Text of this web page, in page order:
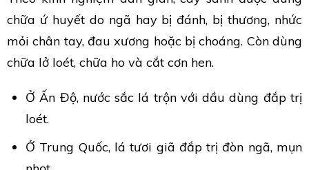
chữa ứ huyết do ngã hay bị đánh, bị thương, nhức
mỏi chân tay, đau xương hoặc bị choáng. Còn dùng
chữa lở loét, chữa ho và cắt cơn hen.
Ở Ấn Độ, nước sắc lá trộn với dầu dùng đắp trị
loét.
Ở Trung Quốc, lá tươi giã đắp trị đòn ngã, mụn